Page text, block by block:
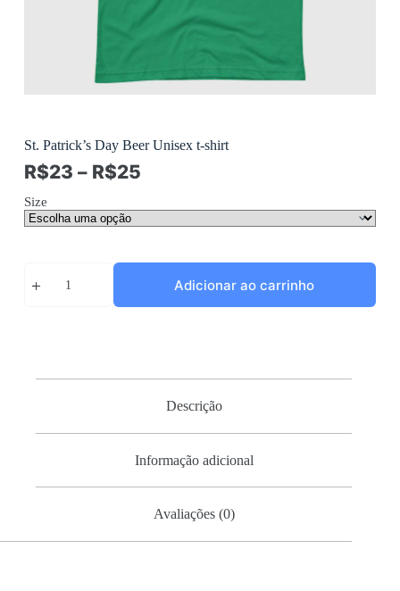
St. Patrick’s Day Beer Unisex t-shirt
R$23 – R$25
Size
Patrick's
quantidade
Adicionar ao carrinho
Descrição
Informação adicional
Avaliações (0)